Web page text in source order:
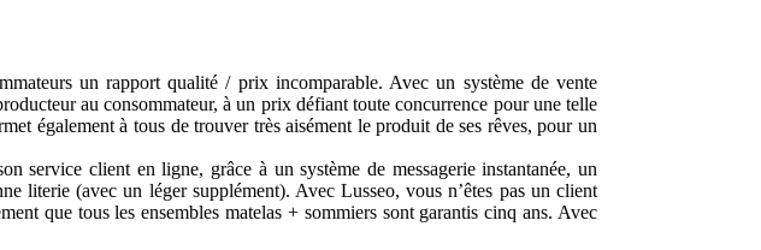
un rapport qualité / prix incomparable. Avec un système de vente
au consommateur, à un prix défiant toute concurrence pour une telle
également à tous de trouver très aisément le produit de ses rêves, pour un
service client en ligne, grâce à un système de messagerie instantanée, un
literie (avec un léger supplément). Avec Lusseo, vous n’êtes pas un client
que tous les ensembles matelas + sommiers sont garantis cinq ans. Avec